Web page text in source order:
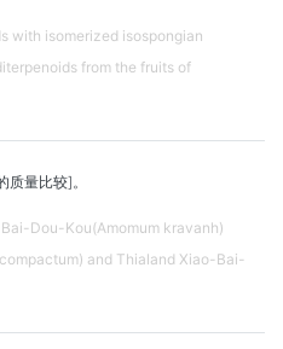
with isomerized isospongian
from the fruits of
量比较]。
Dou-Kou(Amomum kravanh)
and Thialand Xiao-Bai-